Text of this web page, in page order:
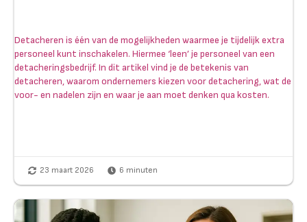
Detacheren is één van de mogelijkheden waarmee je tijdelijk extra
personeel kunt inschakelen. Hiermee ‘leen’ je personeel van een
detacheringsbedrijf. In dit artikel vind je de betekenis van
detacheren, waarom ondernemers kiezen voor detachering, wat de
voor- en nadelen zijn en waar je aan moet denken qua kosten.
23 maart 2026 6 minuten